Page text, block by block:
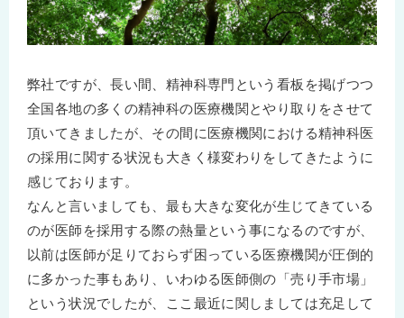
弊社ですが、長い間、精神科専門という看板を掲げつつ
全国各地の多くの精神科の医療機関とやり取りをさせて
頂いてきましたが、その間に医療機関における精神科医
の採用に関する状況も大きく様変わりをしてきたように
感じております。
なんと言いましても、最も大きな変化が生じてきている
のが医師を採用する際の熱量という事になるのですが、
以前は医師が足りておらず困っている医療機関が圧倒的
に多かった事もあり、いわゆる医師側の「売り手市場」
という状況でしたが、ここ最近に関しましては充足して